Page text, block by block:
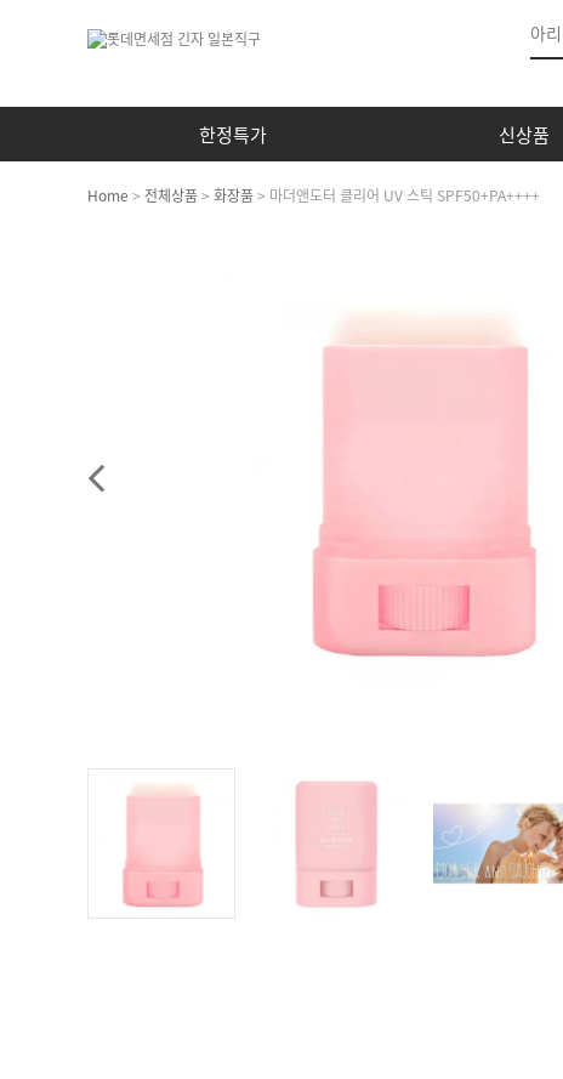
한정특가 신상품
Home > 전체상품> 화장품> 마더앤도터 클리어 UV 스틱 SPF50+PA++++